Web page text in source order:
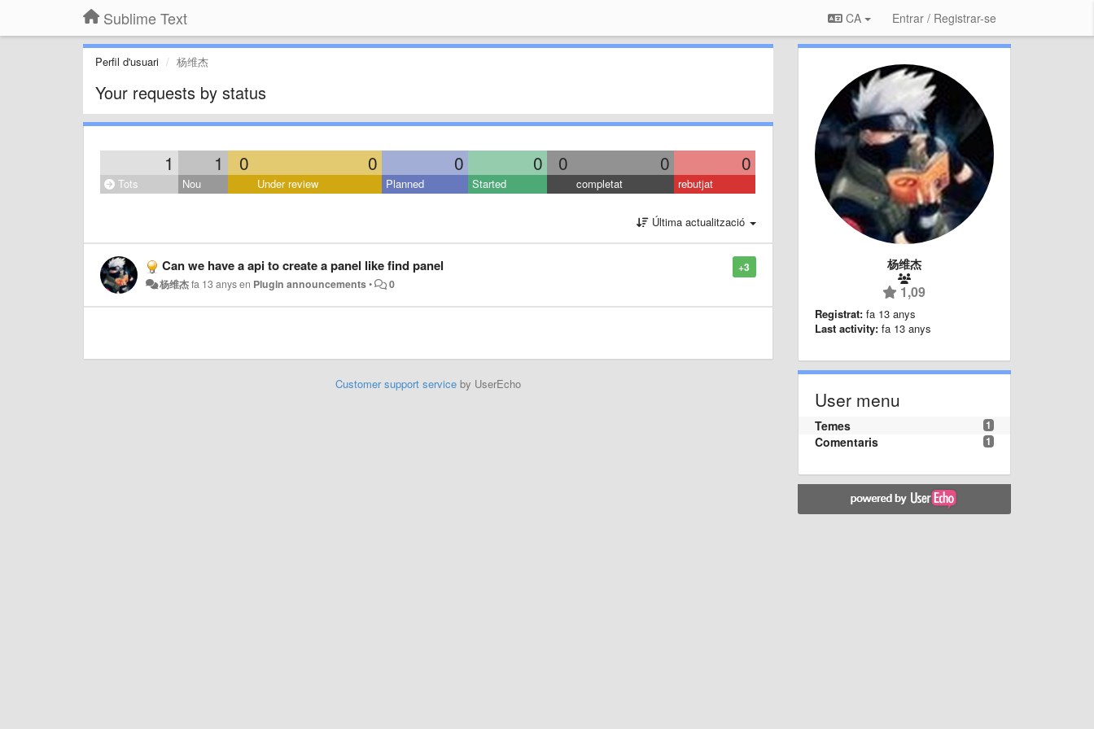
Sublime Text CA Entrar / Registrar-se
Perfil d'usuari 杨维杰
Your requests by status
1 1 0 0 0 0 0 0 0
Tots Nou Under review Planned Started completat rebutjat
Última actualització
+3
Can we have a api to create a panel like find panel
杨维杰fa 13 anysen Plugin announcements• 0
Customer support serviceby UserEcho
杨维杰
1,09
Registrat: fa 13 anys
Last activity: fa 13 anys
User menu
1
Temes
1
Comentaris